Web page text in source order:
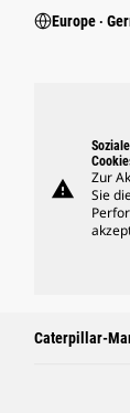
Europe ‧
warning
Zur
Sie
Caterpillar-